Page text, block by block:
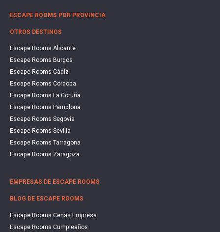
ESCAPE ROOMS POR PROVINCIA
OTROS DESTINOS
Escape Rooms Alicante
Escape Rooms Burgos
Escape Rooms Cádiz
Escape Rooms Córdoba
Escape Rooms La Coruña
Escape Rooms Pamplona
Escape Rooms Segovia
Escape Rooms Sevilla
Escape Rooms Tarragona
Escape Rooms Zaragoza
EMPRESAS DE ESCAPE ROOMS
BLOG DE ESCAPE ROOMS
Escape Rooms Cenas Empresa
Escape Rooms Cumpleaños